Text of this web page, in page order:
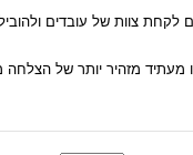
צוות של עובדים
מעתיד מזהיר יותר של הצלחה